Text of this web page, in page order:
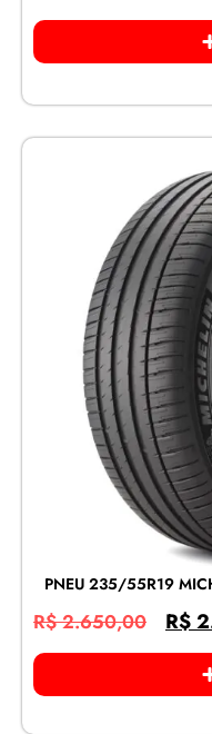
PNEU 235/55R19
R$2.650,00 R$